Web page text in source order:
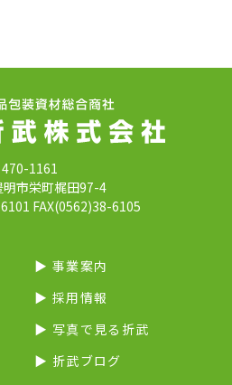
470-1161
明市栄町梶田97-4
FAX(0562)38-6105
▶︎ 事業案内
▶︎ 採用情報
▶︎ 写真で見る折武
▶︎ 折武ブログ